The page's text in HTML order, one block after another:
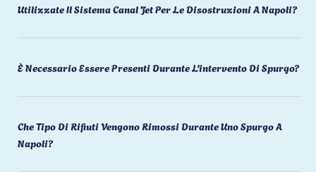
Utilizzate Il Sistema Canal Jet Per Le Disostruzioni A Napoli?
È Necessario Essere Presenti Durante L'intervento Di Spurgo?
Che Tipo Di Rifiuti Vengono Rimossi Durante Uno Spurgo A
Napoli?